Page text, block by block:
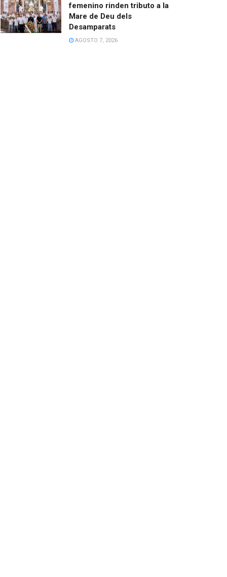
femenino rinden tributo a la
Mare de Deu dels
Desamparats
AGOSTO 7, 2026